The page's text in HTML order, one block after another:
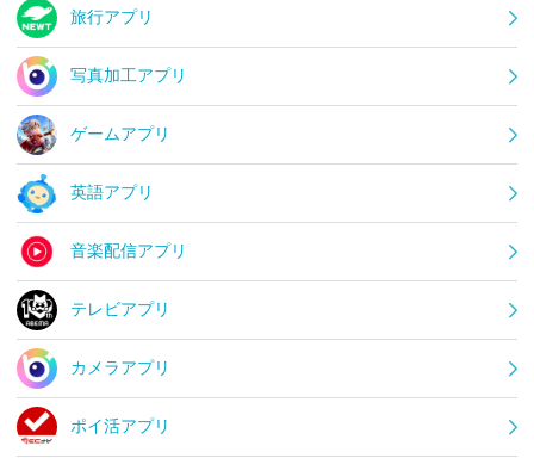
旅行アプリ
写真加工アプリ
ゲームアプリ
英語アプリ
音楽配信アプリ
テレビアプリ
カメラアプリ
ポイ活アプリ